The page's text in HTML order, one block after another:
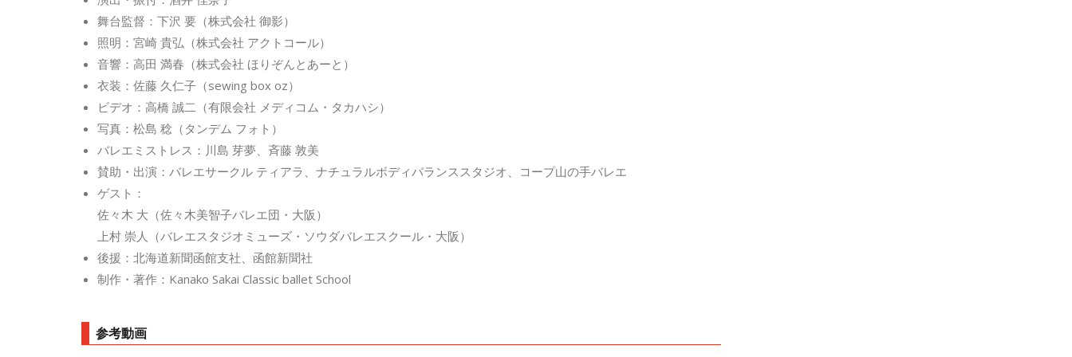
舞台監督：下沢 要（株式会社 御影）
照明：宮崎 貴弘（株式会社 アクトコール）
音響：高田 満春（株式会社 ほりぞんとあーと）
衣装：佐藤 久仁子（sewing box oz）
ビデオ：高橋 誠二（有限会社 メディコム・タカハシ）
写真：松島 稔（タンデム フォト）
バレエミストレス：川島 芽夢、斉藤 敦美
賛助・出演：バレエサークル ティアラ、ナチュラルボディバランススタジオ、コープ山の手バレエ
ゲスト：
佐々木 大（佐々木美智子バレエ団・大阪）
上村 崇人（バレエスタジオミューズ・ソウダバレエスクール・大阪）
後援：北海道新聞函館支社、函館新聞社
制作・著作：Kanako Sakai Classic ballet School
参考動画